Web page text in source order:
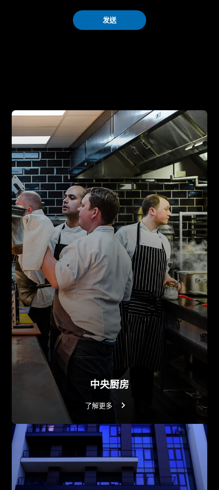
发送
中央厨房
了解更多